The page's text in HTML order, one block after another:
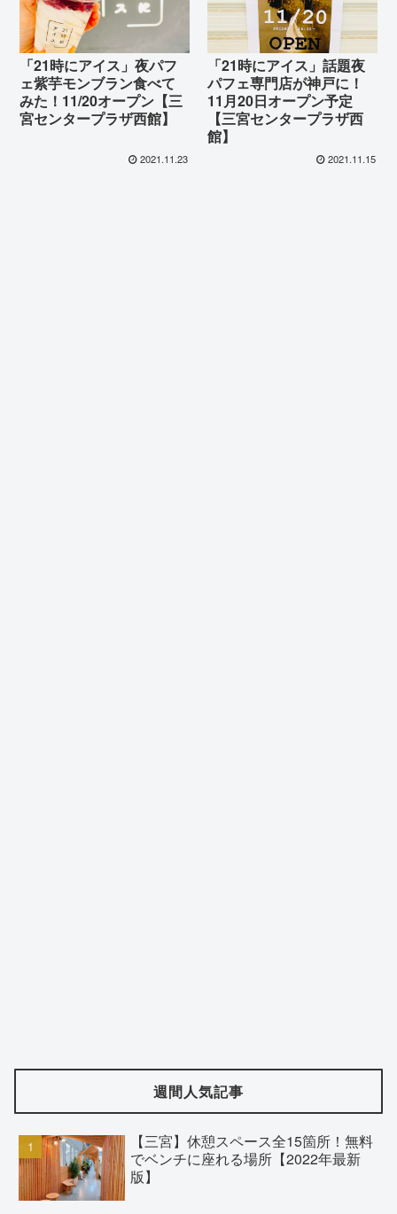
「21時にアイス」夜パフ
ェ紫芋モンブラン食べて
みた！11/20オープン【三
宮センタープラザ西館】
2021.11.23
「21時にアイス」話題夜
パフェ専門店が神戸に！
11月20日オープン予定
【三宮センタープラザ西
館】
2021.11.15
週間人気記事
【三宮】休憩スペース全15箇所！無料
でベンチに座れる場所【2022年最新
版】